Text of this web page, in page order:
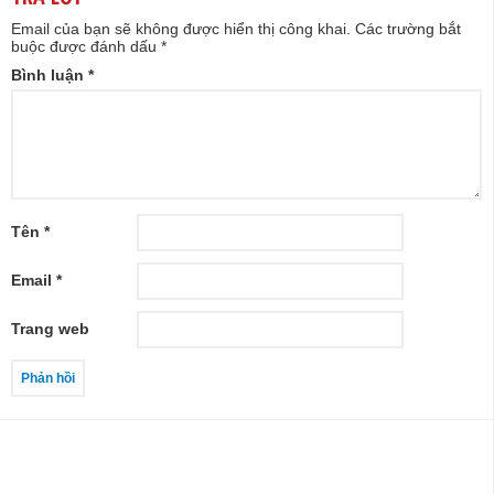
Email của bạn sẽ không được hiển thị công khai. Các trường bắt
buộc được đánh dấu *
Bình luận *
Tên *
Email *
Trang web